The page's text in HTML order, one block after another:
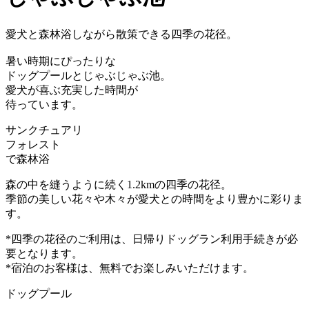
愛犬と森林浴しながら散策できる四季の花径。
暑い時期にぴったりな
ドッグプールとじゃぶじゃぶ池。
愛犬が喜ぶ充実した時間が
待っています。
サンクチュアリ
フォレスト
で森林浴
森の中を縫うように続く1.2kmの四季の花径。
季節の美しい花々や木々が愛犬との時間をより豊かに彩りま
す。
*四季の花径のご利用は、日帰りドッグラン利用手続きが必
要となります。
*宿泊のお客様は、無料でお楽しみいただけます。
ドッグプール